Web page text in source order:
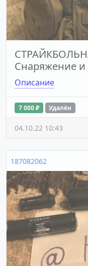
Снаряжение и
Описание
7 000 ₽ Удалён
04.10.22 10:43
187082062